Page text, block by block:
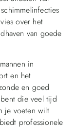
over het
van goede
in
en het
en goed
die veel tijd
je voeten wilt
professionele